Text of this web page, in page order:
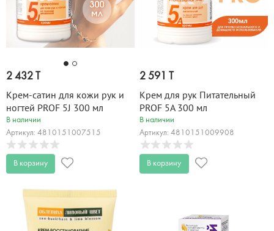
2 432 T
Крем-сатин для кожи рук и
ногтей PROF 5J 300 мл
В наличии
Артикул: 4810151007515
В корзину
2 591 T
Крем для рук Питательный
PROF 5A 300 мл
В наличии
Артикул: 4810151009908
В корзину